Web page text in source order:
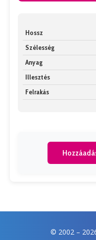
Hossz
Szélesség
Anyag
Illesztés
Felrakás
© 2002 –